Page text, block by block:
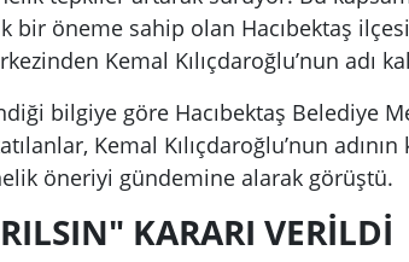
bir öneme sahip olan Hacıbektaş
Kemal Kılıçdaroğlu’nun adı
bilgiye göre Hacıbektaş Belediye
Kemal Kılıçdaroğlu’nun
öneriyi gündemine alarak görüştü.
KARARI VERİLDİ